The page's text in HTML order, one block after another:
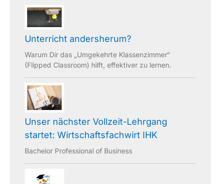
Unterricht andersherum?
Warum Dir das „Umgekehrte Klassenzimmer“
(Flipped Classroom) hilft, effektiver zu lernen.
Unser nächster Vollzeit-Lehrgang
startet: Wirtschaftsfachwirt IHK
Bachelor Professional of Business